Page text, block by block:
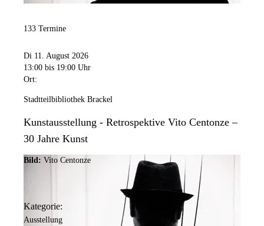
133 Termine
Di 11. August 2026
13:00 bis 19:00 Uhr
Ort:
Stadtteilbibliothek Brackel
Kunstausstellung - Retrospektive Vito Centonze –
30 Jahre Kunst
Bild: Vito Centonze
Kategorie:
Ausstellung